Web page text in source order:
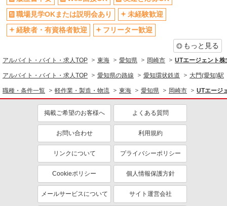
職場見学OKまたは説明会あり
未経験歓迎
経験者・有資格者歓迎
フリーター歓迎
もっと見る
アルバイト・バイト・求人TOP 東海 愛知県 岡崎市 UTエージェント
アルバイト・バイト・求人TOP 愛知県の路線 愛知環状鉄道 大門(愛知)駅
職種・条件一覧 軽作業・製造・物流 東海 愛知県 岡崎市 UTエージ
掲載ご希望のお客様へ よくある質問
お問い合わせ 利用規約
リンクについて プライバシーポリシー
Cookieポリシー 個人情報保護方針
メールサービスについて サイト運営会社